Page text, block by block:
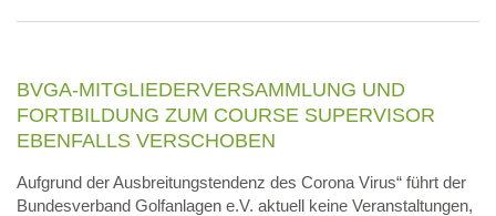
BVGA-MITGLIEDERVERSAMMLUNG UND
FORTBILDUNG ZUM COURSE SUPERVISOR
EBENFALLS VERSCHOBEN
Aufgrund der Ausbreitungstendenz des Corona Virus“ führt der
Bundesverband Golfanlagen e.V. aktuell keine Veranstaltungen,